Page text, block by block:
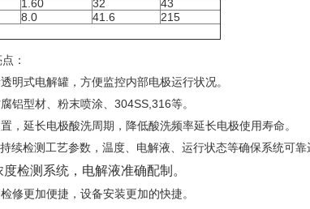
1.60 32
43
8.0 41.6
215
：
明式电解罐，方便监控内部电极运行状况。
铝型材、粉末喷涂、304SS,316等。
，延长电极酸洗周期，降低酸洗频率延长电极使用寿命。
续检测工艺参数，温度、电解液、运行状态等确保系统可靠
检测系统，电解液准确配制。
修更加便捷，设备安装更加的快捷。